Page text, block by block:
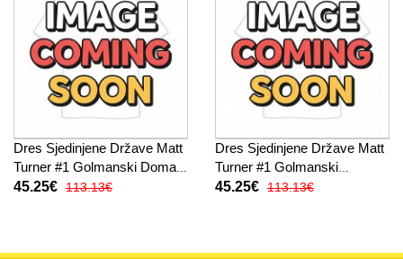
Dres Sjedinjene Države Matt
Turner #1 Golmanski Domaci
SP 2026 Dugi Rukav
45.25€ 113.13€
Dres Sjedinjene Države Matt
Turner #1 Golmanski
Gostujuci SP 2026 Dugi
45.25€ 113.13€